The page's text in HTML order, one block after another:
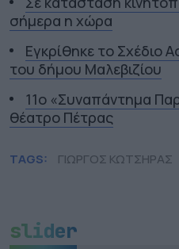
σήμερα η χώρα
Εγκρίθηκε το Σχέδιο
του δήμου Μαλεβιζίου
11ο «Συναπάντημα
θέατρο Πέτρας
TAGS: ΓΙΩΡΓΟΣ ΚΩΤΣΗΡΑΣ
slider